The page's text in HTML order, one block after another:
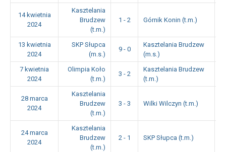
14 kwietnia
2024
Kasztelania
Brudzew
(t.m.)
1 - 2 Górnik Konin (t.m.)
13 kwietnia
2024
SKP Słupca
(m.s.)
9 - 0
Kasztelania Brudzew
(m.s.)
7 kwietnia
2024
Olimpia Koło
(t.m.)
3 - 2
Kasztelania Brudzew
(t.m.)
28 marca
2024
Kasztelania
Brudzew
(t.m.)
3 - 3 Wilki Wilczyn (t.m.)
24 marca
2024
Kasztelania
Brudzew
(t.m.)
2 - 1 SKP Słupca (t.m.)